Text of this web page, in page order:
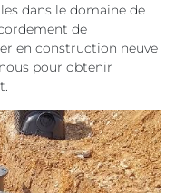
dans le domaine de
de
en construction neuve
pour obtenir